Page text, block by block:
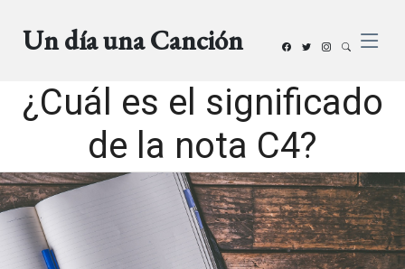
Un día una Canción
¿Cuál es el significado
de la nota C4?